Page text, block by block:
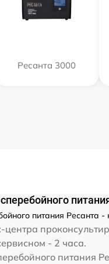
Ресанта 3000
питания
- 2 часа.
питания